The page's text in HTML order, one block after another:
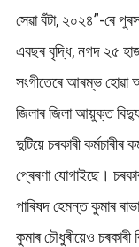
সেৱা বঁটা, ২০২৪”-ৰে
এবছৰ বৃদ্ধি, নগদ ২৫
সংগীতেৰে আৰম্ভ হোৱা
জিলাৰ জিলা আয়ুক্ত
দুটিয়ে চৰকাৰী
প্ৰেৰণা যোগাইছে।
পাৰিষদ হেমন্ত কুমাৰ
কুমাৰ চৌধুৰীয়েও চৰকাৰী